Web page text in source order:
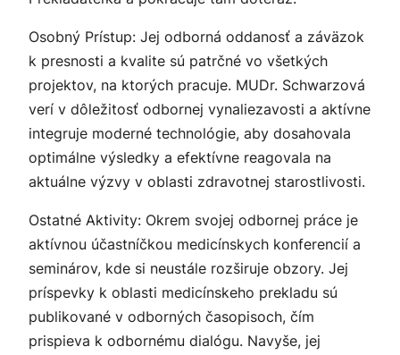
Osobný Prístup: Jej odborná oddanosť a záväzok
k presnosti a kvalite sú patrčné vo všetkých
projektov, na ktorých pracuje. MUDr. Schwarzová
verí v dôležitosť odbornej vynaliezavosti a aktívne
integruje moderné technológie, aby dosahovala
optimálne výsledky a efektívne reagovala na
aktuálne výzvy v oblasti zdravotnej starostlivosti.
Ostatné Aktivity: Okrem svojej odbornej práce je
aktívnou účastníčkou medicínskych konferencií a
seminárov, kde si neustále rozširuje obzory. Jej
príspevky k oblasti medicínskeho prekladu sú
publikované v odborných časopisoch, čím
prispieva k odbornému dialógu. Navyše, jej